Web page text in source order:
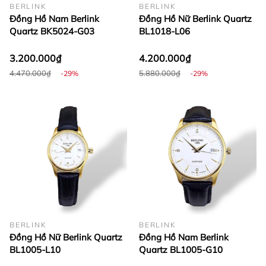
BERLINK
Đồng Hồ Nam Berlink
Quartz BK5024-G03
3.200.000₫
4.470.000₫ -29%
BERLINK
Đồng Hồ Nữ Berlink Quartz
BL1018-L06
4.200.000₫
5.880.000₫ -29%
BERLINK
Đồng Hồ Nữ Berlink Quartz
BL1005-L10
BERLINK
Đồng Hồ Nam Berlink
Quartz BL1005-G10